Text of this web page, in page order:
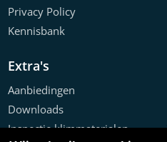
Privacy Policy
Kennisbank
Extra's
Aanbiedingen
Downloads
Inspectie klimmaterialen